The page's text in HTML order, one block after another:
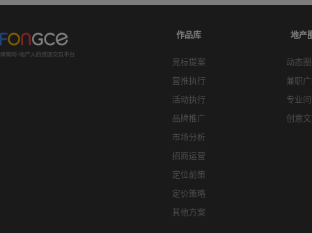
作品库
竞标提案
营推执行
活动执行
品牌推广
市场分析
招商运营
定位前策
定价策略
其他方案
地产
动态
兼职
专业
创意